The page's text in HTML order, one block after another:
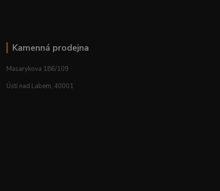
Kamenná prodejna
Masarykova 186/109
Ústí nad Labem, 40001